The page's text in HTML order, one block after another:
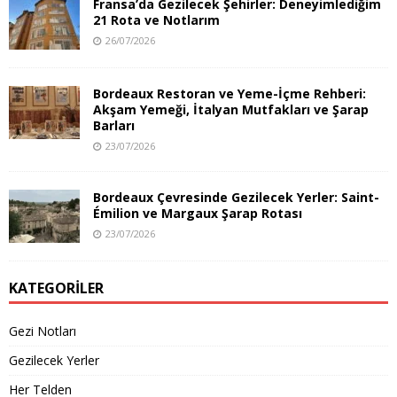
Fransa’da Gezilecek Şehirler: Deneyimlediğim
21 Rota ve Notlarım
26/07/2026
Bordeaux Restoran ve Yeme-İçme Rehberi:
Akşam Yemeği, İtalyan Mutfakları ve Şarap
Barları
23/07/2026
Bordeaux Çevresinde Gezilecek Yerler: Saint-
Émilion ve Margaux Şarap Rotası
23/07/2026
KATEGORILER
Gezi Notları
Gezilecek Yerler
Her Telden